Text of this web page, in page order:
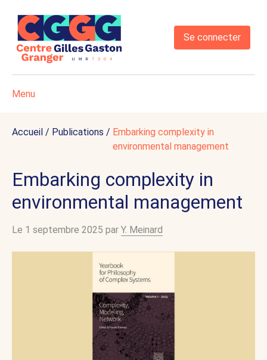
Se connecter
Menu
Accueil / Publications / Embarking complexity in
environmental management
Embarking complexity in
environmental management
Le 1 septembre 2025 par Y. Meinard